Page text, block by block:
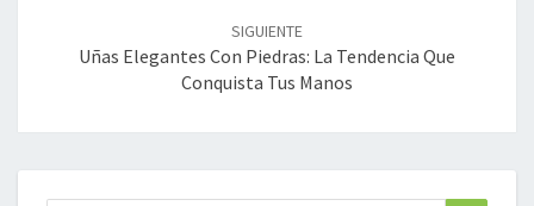
SIGUIENTE
Uñas Elegantes Con Piedras: La Tendencia Que
Conquista Tus Manos